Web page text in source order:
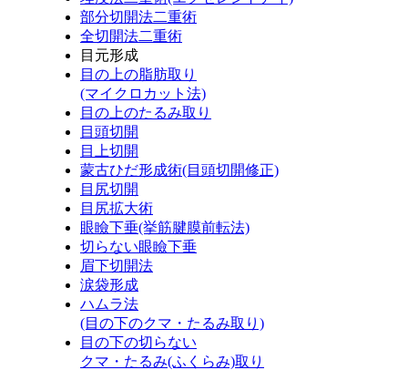
部分切開法二重術
全切開法二重術
目元形成
目の上の脂肪取り
(マイクロカット法)
目の上のたるみ取り
目頭切開
目上切開
蒙古ひだ形成術(目頭切開修正)
目尻切開
目尻拡大術
眼瞼下垂(挙筋腱膜前転法)
切らない眼瞼下垂
眉下切開法
涙袋形成
ハムラ法
(目の下のクマ・たるみ取り)
目の下の切らない
クマ・たるみ(ふくらみ)取り